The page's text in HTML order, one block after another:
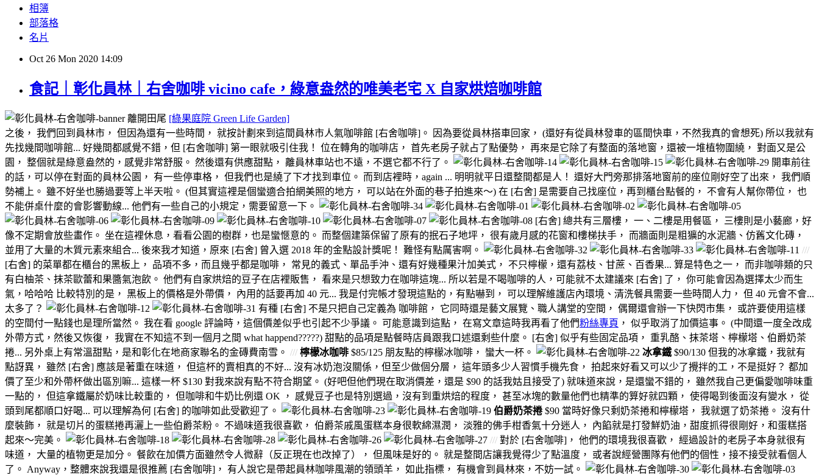
相簿
部落格
名片
Oct 26 Mon 2020 14:09
食記｜彰化員林｜右舍咖啡 vicino cafe，綠意盎然的唯美老宅 X 自家烘焙咖啡館
離開田尾 [綠果庭院 Green Life Garden]
之後， 我們回到員林市， 但因為還有一些時間， 就按計劃來到這間員林市人氣咖啡館 [右舍咖啡]。
因為要從員林搭車回家， (還好有從員林發車的區間快車，不然我真的會想死) 所以我就有
先找幾間咖啡館... 好幾間都感覺不錯，但 [右舍咖啡] 第一眼就吸引住我！ 位在轉角的咖啡店， 首先老房子就占了點優勢， 再來是它除了有整面的落地窗，還被一堆植物圍繞， 對面又是公
園， 整個就是綠意盎然的，感覺非常舒服。 然後還有供應甜點， 離員林車站也不遠，不選它都不行了。
開車前往
的話，可以停在對面的員林公園， 有一些停車格， 但我們也是繞了下才找到車位。 而到店裡時，again ... 明明就平日還整間都是人！ 還好大門旁那排落地窗前的座位剛好空了出來， 我們順
勢補上。 雖不好坐也勝過要等上半天啦。 (但其實這裡是個蠻適合拍網美照的地方， 可以站在外面的巷子拍進來～) 在 [右舍] 是需要自己找座位，再到櫃台點餐的， 不會有人幫你帶位， 也
不能併桌什麼的會影響動線... 他們有一些自己的小規定，需要留意一下。
[右舍] 總共有三層樓， 一、二樓是用餐區， 三樓則是小藝廊，好
像不定期會放些畫作。 坐在這裡休息，看看公園的樹群，也是蠻愜意的。 而整個建築保留了原有的抿石子地坪， 很有歲月感的花窗和樓梯扶手， 而牆面則是粗獷的水泥牆、仿舊文化磚，
並用了大量的木質元素來組合... 後來我才知道，原來 [右舍] 曾入選 2018 年的金點設計獎呢！ 難怪有點厲害啊。
///
[右舍] 的菜單都在櫃台的黑板上， 品項不多，而且幾乎都是咖啡， 常見的義式、單品手沖、還有好幾種果汁加美式， 不只檸檬，還有荔枝、甘蔗、百香果... 算是特色之一， 而非咖啡類的只
有白柚茶、抹茶歐蕾和果醬氣泡飲。 他們有自家烘焙的豆子在店裡販售， 看來是只想致力在咖啡這塊... 所以若是不喝咖啡的人，可能就不太建議來 [右舍] 了， 你可能會因為選擇太少而生
氣，哈哈哈 比較特別的是， 黑板上的價格是外帶價， 內用的話要再加 40 元... 我是付完帳才發現這點的，有點嚇到， 可以理解維護店內環境、清洗餐具需要一些時間人力， 但 40 元會不會...
太多了？
有種 [右舍] 不是只把自己定義為 咖啡館， 它同時還是藝文展覽、職人講堂的空間， 偶爾還會辦一下快閃市集， 或許要使用這樣
的空間付一點錢也是理所當然。 我在看 google 評論時，這個價差似乎也引起不少爭議。 可能意識到這點， 在寫文章這時我再看了他們粉絲專頁 ， 似乎取消了加價這事。 (中間還一度全改成
外帶方式，然後又恢復， 我實在不知這不到一個月之間 what happend?????) 甜點的品項是點餐時店員跟我口述還剩些什麼。 [右舍] 似乎有些固定品項， 重乳酪、抹茶塔、檸檬塔、伯爵奶茶
捲... 另外桌上有常溫甜點，是和彰化在地商家聯名的金磚費南雪。 /// 檸檬冰咖啡 $85/125 朋友點的檸檬冰咖啡， 蠻大一杯。 冰拿鐵$90/130 但我的冰拿鐵，我就有
點訝異， 雖然 [右舍] 應該是著重在味道， 但這杯的賣相真的不好... 沒有冰奶泡沒關係，但至少做個分層， 這年頭多少人習慣手機先食， 拍起來好看又可以少了攪拌的工，不是挺好？ 都加
價了至少和外帶杯做出區別嘛... 這樣一杯 $130 對我來說有點不符合期望。 (好吧但他們現在取消價差，還是 $90 的話我姑且接受了) 就味道來說，是還蠻不錯的， 雖然我自己更偏愛咖啡味重
一點的， 但這拿鐵屬於奶味比較重的， 但咖啡和牛奶比例還 OK ， 感覺豆子也是特別選過，沒有到重烘焙的程度， 甚至冰塊的數量他們也精準的算好就四顆， 使得喝到後面沒有變水， 從
頭到尾都順口好喝... 可以理解為何 [右舍] 的咖啡如此受歡迎了。
伯爵奶茶捲$90 當時好像只剩奶茶捲和檸檬塔， 我就選了奶茶捲。 沒有什
麼裝飾， 就是切片的蛋糕捲再灑上一些伯爵茶粉。 不過味道我很喜歡， 伯爵茶戚風蛋糕本身很軟綿濕潤， 淡雅的佛手柑香氣十分迷人， 內餡就是打發鮮奶油，甜度抓得很剛好，和蛋糕搭
起來～完美。
/// 對於 [右舍咖啡]， 他們的環境我很喜歡， 經過設計的老房子本身就很有
味道， 大量的植物更是加分。 餐飲在加價方面雖然令人微辭（反正現在也改掉了）， 但風味是好的。 就是整間店讓我覺得少了點溫度， 或者說經營團隊有他們的個性，接不接受就看個人
了。 Anyway，整體來說我還是很推薦 [右舍咖啡]， 有人說它是帶起員林咖啡風潮的領頭羊， 如此指標， 有機會到員林來，不妨一試。